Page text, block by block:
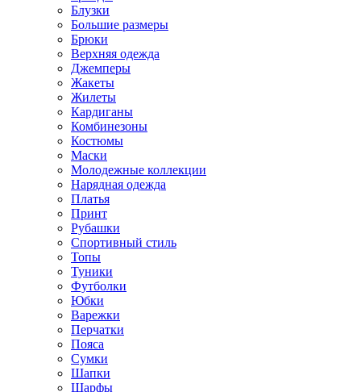
Блузки
Большие размеры
Брюки
Верхняя одежда
Джемперы
Жакеты
Жилеты
Кардиганы
Комбинезоны
Костюмы
Маски
Молодежные коллекции
Нарядная одежда
Платья
Принт
Рубашки
Спортивный стиль
Топы
Туники
Футболки
Юбки
Варежки
Перчатки
Пояса
Сумки
Шапки
Шарфы